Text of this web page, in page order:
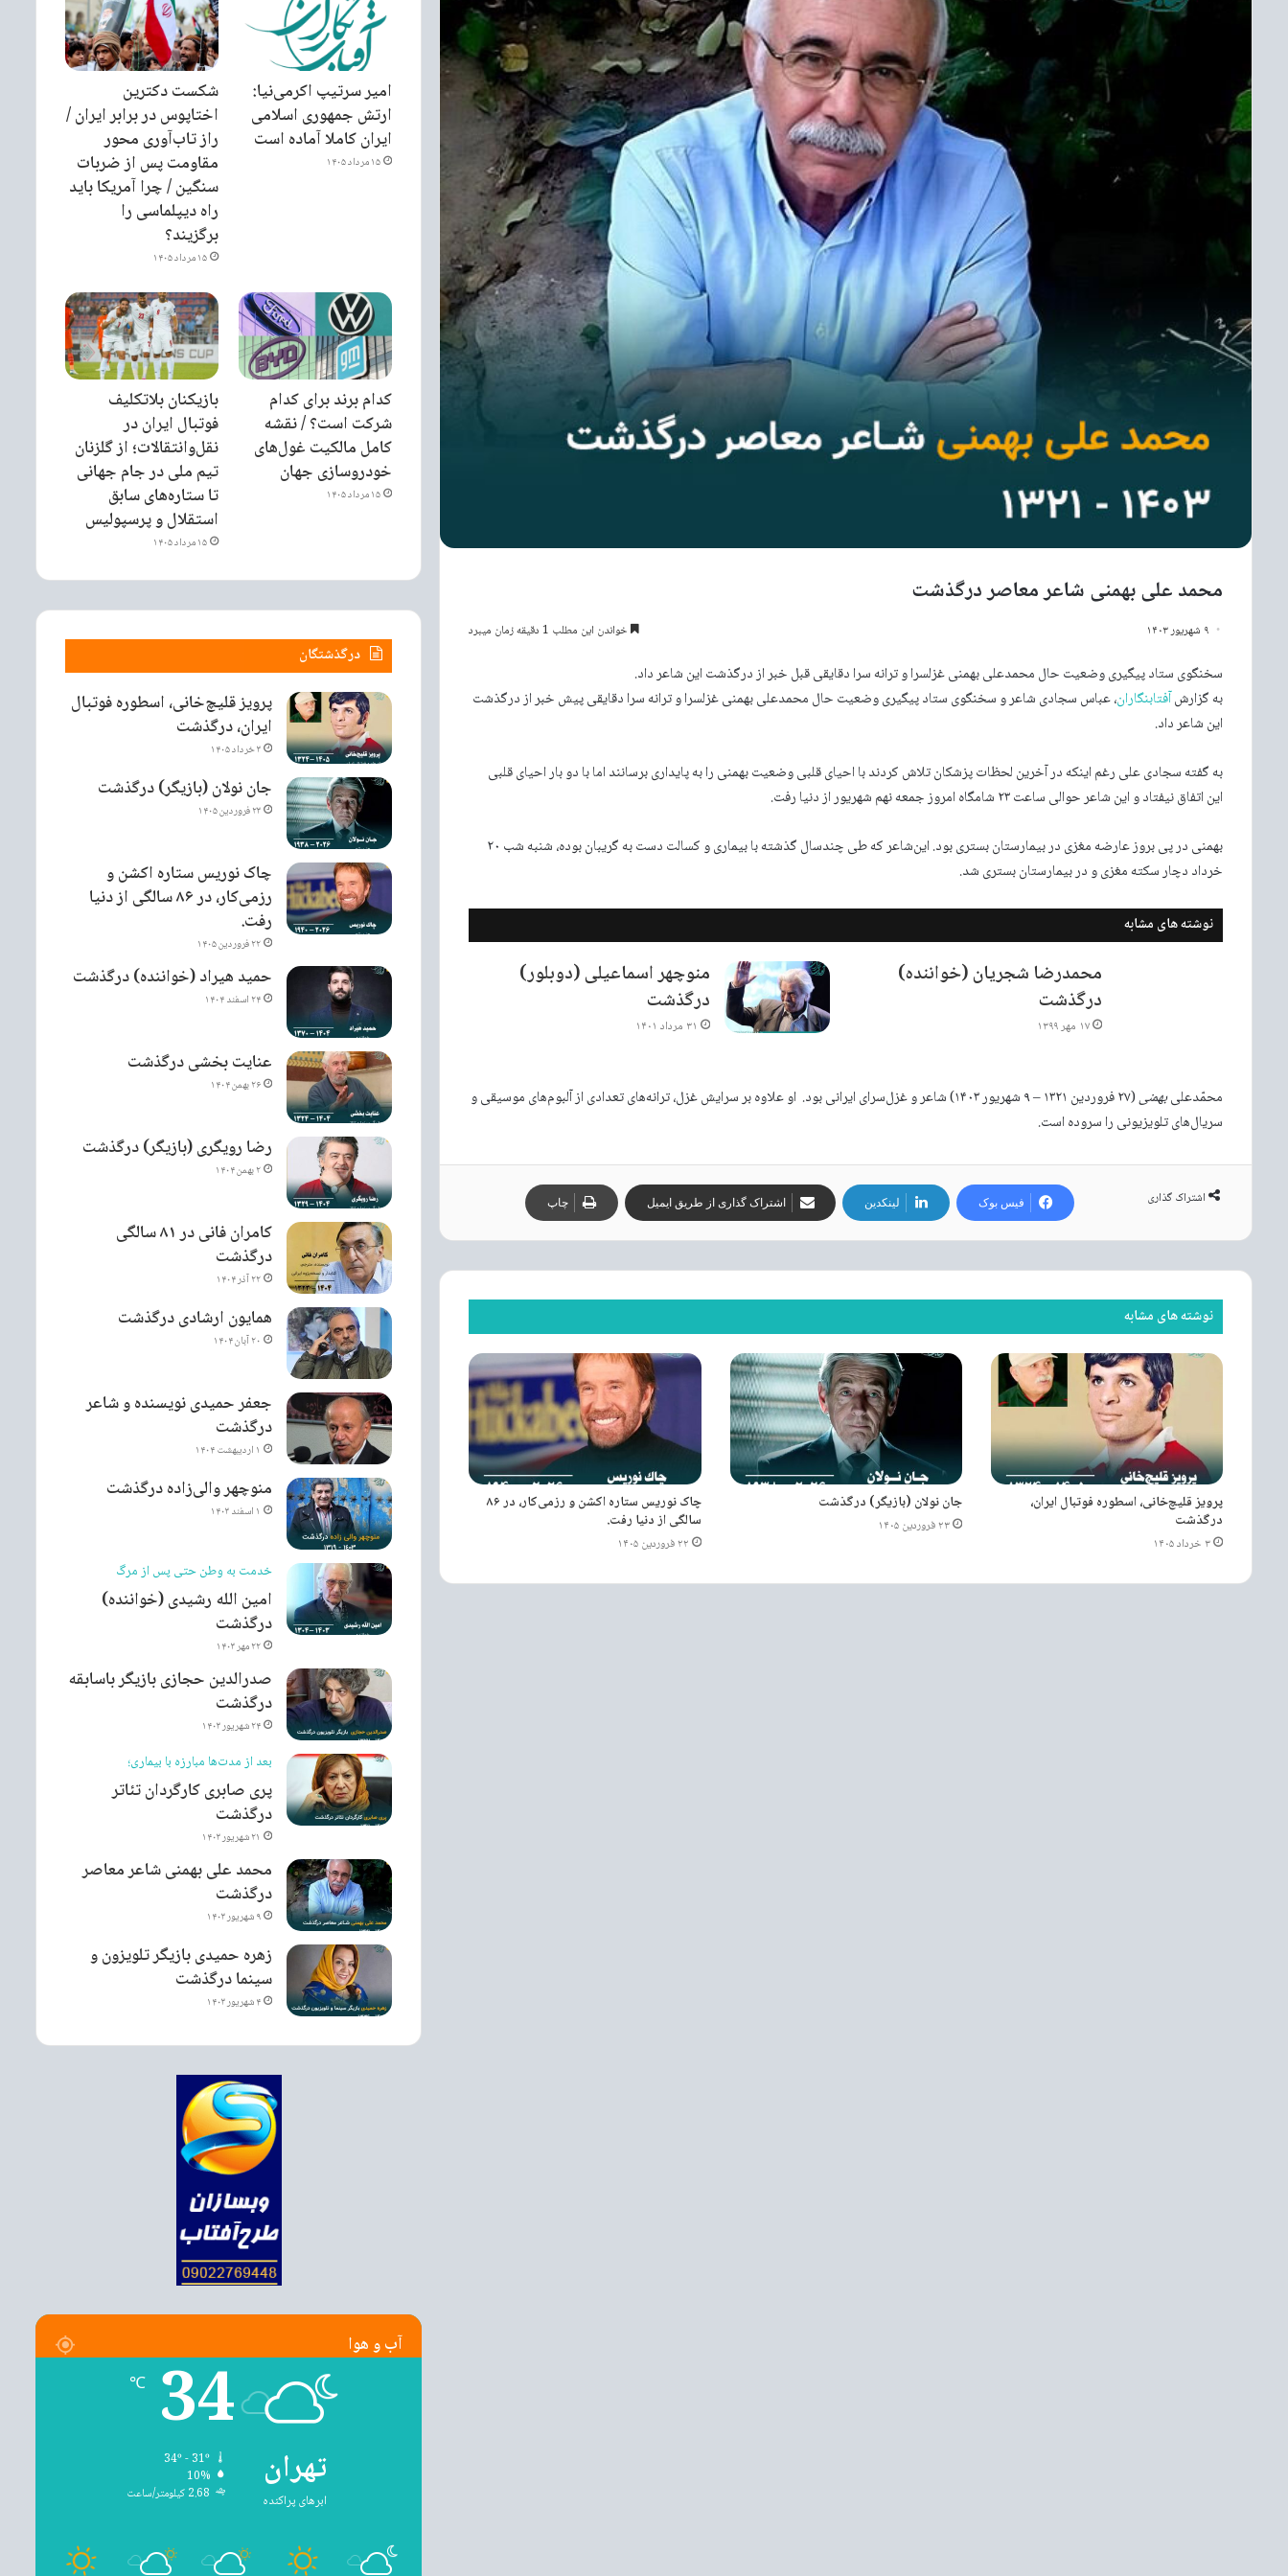
محمد علی بهمنی شاعر معاصر درگذشت
۹ شهریور ۱۴۰۳ خواندن این مطلب 1 دقیقه زمان میبرد
سخنگوی ستاد پیگیری وضعیت حال محمدعلی بهمنی غزلسرا و ترانه سرا دقایقی قبل خبر از درگذشت این شاعر داد.
به گزارشآفتابنگاران، عباس سجادی شاعر و سخنگوی ستاد پیگیری وضعیت حال محمدعلی بهمنی غزلسرا و ترانه سرا دقایقی پیش خبر از درگذشت
این شاعر داد.
به گفته سجادی علی رغم اینکه در آخرین لحظات پزشکان تلاش کردند با احیای قلبی وضعیت بهمنی را به پایداری برسانند اما با دو بار احیای قلبی
این اتفاق نیفتاد و این شاعر حوالی ساعت ۲۳ شامگاه امروز جمعه نهم شهریور از دنیا رفت.
بهمنی در پی بروز عارضه مغزی در بیمارستان بستری بود. این‌شاعر که طی چندسال گذشته با بیماری و کسالت دست به گریبان بوده، شنبه شب ۲۰
خرداد دچار سکته مغزی و در بیمارستان بستری شد.
نوشته های مشابه
محمدرضا شجریان (خواننده)
درگذشت
۱۷ مهر ۱۳۹۹
منوچهر اسماعیلی (دوبلور)
درگذشت
۳۱ مرداد ۱۴۰۱
محمّدعلیبهمنی
(۲۷ فروردین ۱۳۲۱ – ۹ شهریور ۱۴۰۳) شاعر و غزل‌سرای ایرانی بود. او علاوه بر سرایش غزل، ترانه‌های تعدادی از آلبوم‌های موسیقی و
سریال‌های تلویزیونی را سروده است.
اشتراک گذاری فیس بوک لینکدین اشتراک گذاری از طریق ایمیل چاپ
نوشته های مشابه
پرویز قلیچ‌خانی، اسطوره فوتبال ایران،
درگذشت
۳ خرداد ۱۴۰۵
جان نولان (بازیگر) درگذشت
۲۳ فروردین ۱۴۰۵
چاک نوریس ستاره اکشن و رزمی‌کار، در ۸۶
سالگی از دنیا رفت.
۲۲ فروردین ۱۴۰۵
امیر سرتیپ اکرمی‌نیا:
ارتش جمهوری اسلامی
ایران کاملا آماده است
۱۵ مرداد ۱۴۰۵
شکست دکترین
اختاپوس در برابر ایران /
راز تاب‌آوری محور
مقاومت پس از ضربات
سنگین / چرا آمریکا باید
راه دیپلماسی را
برگزیند؟
۱۵ مرداد ۱۴۰۵
کدام برند برای کدام
شرکت است؟ / نقشه
کامل مالکیت غول‌های
خودروسازی جهان
۱۵ مرداد ۱۴۰۵
بازیکنان بلاتکلیف
فوتبال ایران در
نقل‌وانتقالات؛ از گلزنان
تیم ملی در جام جهانی
تا ستاره‌های سابق
استقلال و پرسپولیس
۱۵ مرداد ۱۴۰۵
درگذشتگان
پرویز قلیچ‌خانی، اسطوره فوتبال
ایران، درگذشت
۳ خرداد ۱۴۰۵
جان نولان (بازیگر) درگذشت
۲۳ فروردین ۱۴۰۵
چاک نوریس ستاره اکشن و
رزمی‌کار، در ۸۶ سالگی از دنیا
رفت.
۲۲ فروردین ۱۴۰۵
حمید هیراد (خواننده) درگذشت
۲۴ اسفند ۱۴۰۴
عنایت بخشی درگذشت
۲۶ بهمن ۱۴۰۴
رضا رویگری (بازیگر) درگذشت
۲ بهمن ۱۴۰۴
کامران فانی در ۸۱ سالگی
درگذشت
۲۲ آذر ۱۴۰۴
همایون ارشادی درگذشت
۲۰ آبان ۱۴۰۴
جعفر حمیدی نویسنده و شاعر
درگذشت
۱ اردیبهشت ۱۴۰۴
منوچهر والی‌زاده درگذشت
۱ اسفند ۱۴۰۳
خدمت به وطن حتی پس از مرگ
امین الله رشیدی (خواننده)
درگذشت
۲۲ مهر ۱۴۰۳
صدرالدین حجازی بازیگر باسابقه
درگذشت
۲۴ شهریور ۱۴۰۳
بعد از مدت‌ها مبارزه با بیماری؛
پری صابری کارگردان تئاتر
درگذشت
۲۱ شهریور ۱۴۰۳
محمد علی بهمنی شاعر معاصر
درگذشت
۹ شهریور ۱۴۰۳
زهره حمیدی بازیگر تلویزون و
سینما درگذشت
۴ شهریور ۱۴۰۳
آب و هوا
تهران
ابرهای پراکنده
34
℃
10%
2.68 کیلومتر/ساعت